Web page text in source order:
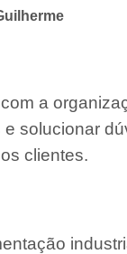
a
solucionar
clientes.